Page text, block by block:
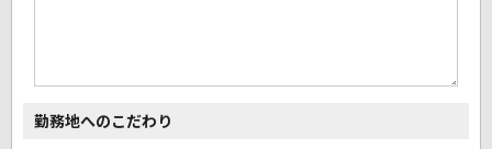
勤務地へのこだわり